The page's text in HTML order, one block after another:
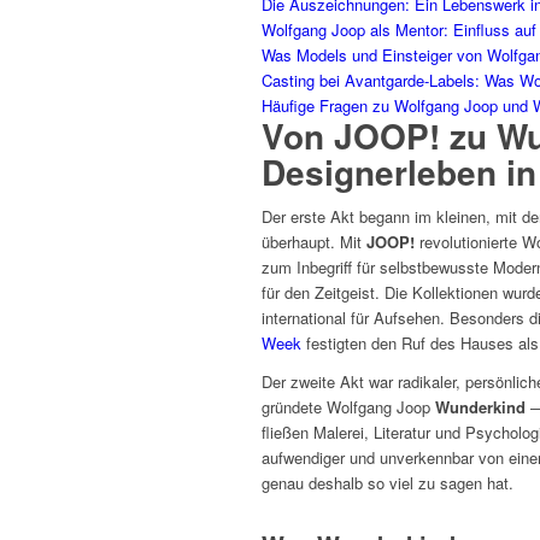
Wolfgang Joop als Mentor: Einfluss
Was Models und Einsteiger von
Casting bei Avantgarde-Labels: Was
Häufige Fragen zu Wolfgang Joop und
Von JOOP! zu
Designerleben
Der erste Akt begann im kleinen, mit
überhaupt. Mit JOOP! revolutionierte
zum Inbegriff für selbstbewusste
für den Zeitgeist. Die Kollektionen
international für Aufsehen. Besonders
Week festigten den Ruf des Hauses
Der zweite Akt war radikaler,
gründete Wolfgang Joop Wunderkind
fließen Malerei, Literatur und
aufwendiger und unverkennbar von
genau deshalb so viel zu sagen hat.